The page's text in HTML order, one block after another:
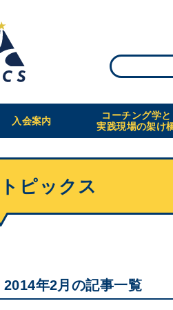
入会案内
コーチング学と
実践現場の架け
ピックス
2014年2月の記事一覧